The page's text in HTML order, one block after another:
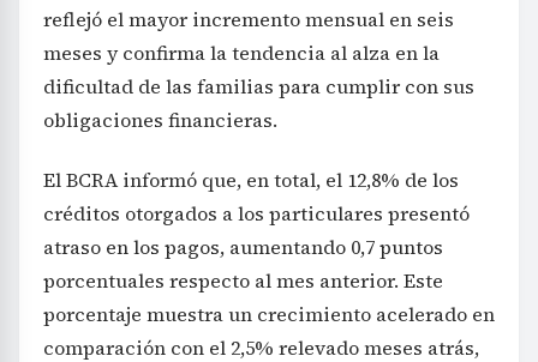
reflejó el mayor incremento mensual en seis
meses y confirma la tendencia al alza en la
dificultad de las familias para cumplir con sus
obligaciones financieras.
El BCRA informó que, en total, el 12,8% de los
créditos otorgados a los particulares presentó
atraso en los pagos, aumentando 0,7 puntos
porcentuales respecto al mes anterior. Este
porcentaje muestra un crecimiento acelerado en
comparación con el 2,5% relevado meses atrás,